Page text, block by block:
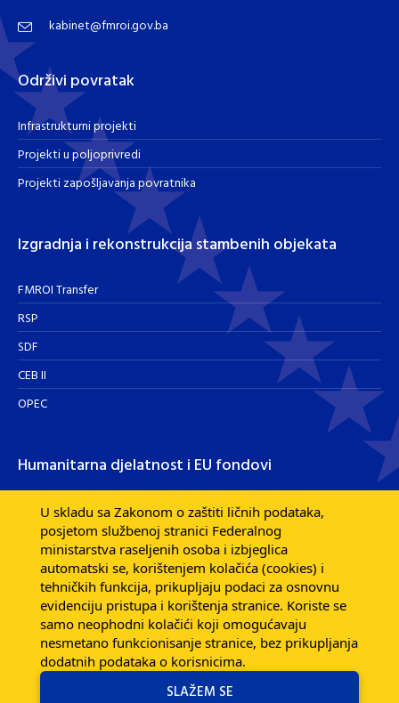
kabinet@fmroi.gov.ba
Održivi povratak
Infrastrukturni projekti
Projekti u poljoprivredi
Projekti zapošljavanja povratnika
Izgradnja i rekonstrukcija stambenih objekata
FMROI Transfer
RSP
SDF
CEB II
OPEC
Humanitarna djelatnost i EU fondovi
Humanitarna djelatnost
Razvojna pomoć EU fondova
Dijaspora
U skladu sa Zakonom o zaštiti ličnih podataka,
posjetom službenoj stranici Federalnog
ministarstva raseljenih osoba i izbjeglica
automatski se, korištenjem kolačića (cookies) i
tehničkih funkcija, prikupljaju podaci za osnovnu
evidenciju pristupa i korištenja stranice. Koriste se
samo neophodni kolačići koji omogućavaju
nesmetano funkcionisanje stranice, bez prikupljanja
dodatnih podataka o korisnicima.
SLAŽEM SE